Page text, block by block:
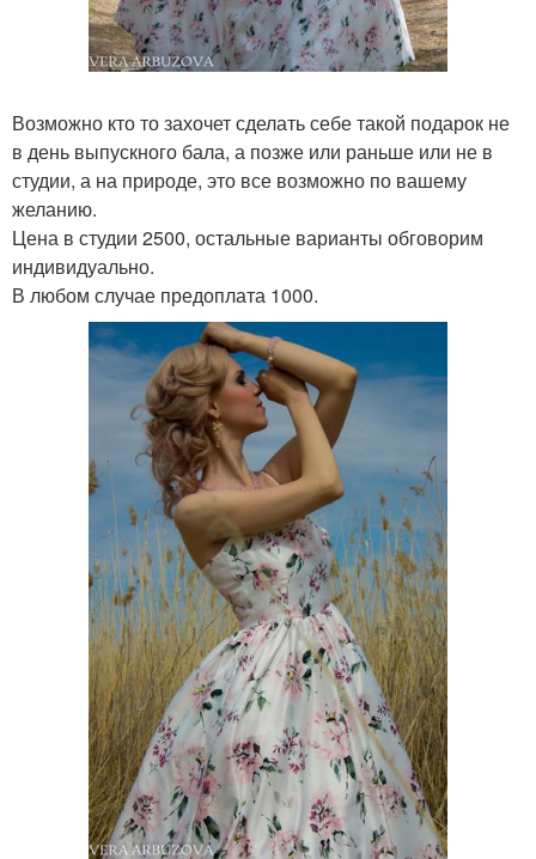
Возможно кто то захочет сделать себе такой подарок не
в день выпускного бала, а позже или раньше или не в
студии, а на природе, это все возможно по вашему
желанию.
Цена в студии 2500, остальные варианты обговорим
индивидуально.
В любом случае предоплата 1000.